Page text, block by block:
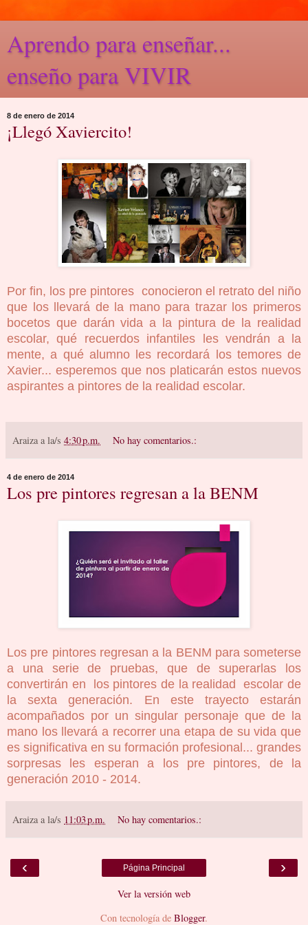
Aprendo para enseñar...
enseño para VIVIR
8 de enero de 2014
¡Llegó Xaviercito!
Por fin, los pre pintores conocieron el retrato del niño
que los llevará de la mano para trazar los primeros
bocetos que darán vida a la pintura de la realidad
escolar, qué recuerdos infantiles les vendrán a la
mente, a qué alumno les recordará los temores de
Xavier... esperemos que nos platicarán estos nuevos
aspirantes a pintores de la realidad escolar.
Araiza a la/s 4:30 p.m. No hay comentarios.:
4 de enero de 2014
Los pre pintores regresan a la BENM
Los pre pintores regresan a la BENM para someterse
a una serie de pruebas, que de superarlas los
convertirán en los pintores de la realidad escolar de
la sexta generación. En este trayecto estarán
acompañados por un singular personaje que de la
mano los llevará a recorrer una etapa de su vida que
es significativa en su formación profesional... grandes
sorpresas les esperan a los pre pintores, de la
generación 2010 - 2014.
Araiza a la/s 11:03 p.m. No hay comentarios.:
‹ ›
Página Principal
Ver la versión web
Con tecnología de Blogger.